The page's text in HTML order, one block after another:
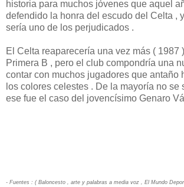
historia para muchos jóvenes que aquel
defendido la honra del escudo del Celta ,
sería uno de los perjudicados .
El Celta reaparecería una vez más ( 1987
Primera B , pero el club compondría una
contar con muchos jugadores que antaño
los colores celestes . De la mayoría no se
ese fue el caso del jovencísimo Genaro
- Fuentes : ( Baloncesto , arte y palabras a media voz , El Mundo